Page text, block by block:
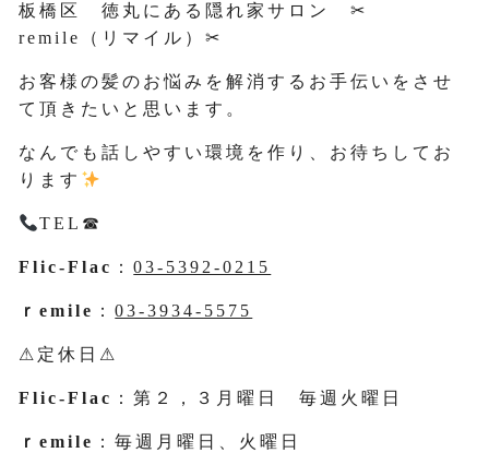
板橋区 徳丸にある隠れ家サロン ✂
remile（リマイル）✂
お客様の髪のお悩みを解消するお手伝いをさせ
て頂きたいと思います。
なんでも話しやすい環境を作り、お待ちしてお
ります
TEL☎
Flic-Flac ：03-5392-0215
ｒemile ：03-3934-5575
⚠定休日⚠
Flic-Flac ：第２，３月曜日 毎週火曜日
ｒemile ：毎週月曜日、火曜日